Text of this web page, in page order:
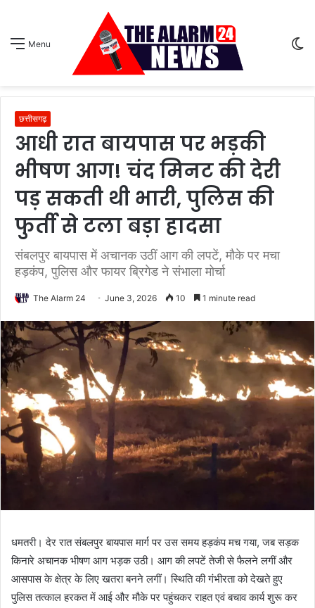
Menu
छत्तीसगढ़
आधी रात बायपास पर भड़की
भीषण आग! चंद मिनट की देरी
पड़ सकती थी भारी, पुलिस की
फुर्ती से टला बड़ा हादसा
संबलपुर बायपास में अचानक उठीं आग की लपटें, मौके पर मचा
हड़कंप, पुलिस और फायर ब्रिगेड ने संभाला मोर्चा
The Alarm 24 June 3, 2026 10 1 minute read
धमतरी। देर रात संबलपुर बायपास मार्ग पर उस समय हड़कंप मच गया, जब सड़क
किनारे अचानक भीषण आग भड़क उठी। आग की लपटें तेजी से फैलने लगीं और
आसपास के क्षेत्र के लिए खतरा बनने लगीं। स्थिति की गंभीरता को देखते हुए
पुलिस तत्काल हरकत में आई और मौके पर पहुंचकर राहत एवं बचाव कार्य शुरू कर